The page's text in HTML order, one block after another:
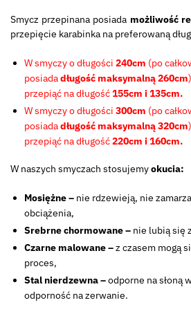
Smycz przepinana posiada możliwość
przepięcie karabinka na preferowaną
W smyczy o długości 240cm (po
posiadadługość maksymalną 260cm
przepiąć na długość155cm i 135cm.
W smyczy o długości 300cm (po
posiadadługość maksymalną 320cm
przepiąć na długość220cm i 160cm.
W naszych smyczach stosujemyokucia:
Mosiężne – nie rdzewieją, nie
obciążenia,
Srebrne chormowane – nie lubią się
Czarne malowane –z czasem mogą
proces,
Stal nierdzewna –odporne na słoną
odporność na zerwanie.